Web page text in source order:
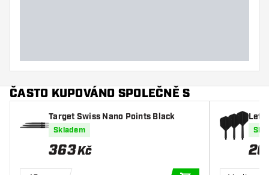
ČASTO KUPOVÁNO SPOLEČNĚ S
Target Swiss Nano Points Black
Skladem
363Kč